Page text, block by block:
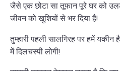
जैसे एक छोटा सा तूफान पूरे घर को
जीवन को खुशियों से भर दिया है!
तुम्हारी पहली सालगिरह पर हमें
में दिलचस्पी लोगी!